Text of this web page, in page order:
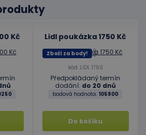
Kč Lidl poukázka 1750 Kč
Zboží za body!
kód: LIDL 1750
Předpokládaný termín
dodání: do 20 dnů
bodová hodnota: 105900
Do košíku